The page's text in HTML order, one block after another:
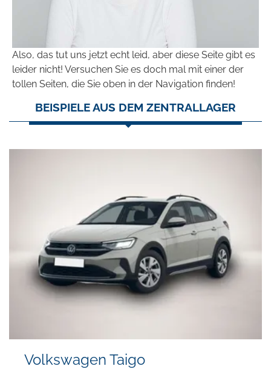
Also, das tut uns jetzt echt leid, aber diese Seite gibt es
leider nicht! Versuchen Sie es doch mal mit einer der
tollen Seiten, die Sie oben in der Navigation finden!
BEISPIELE AUS DEM ZENTRALLAGER
Volkswagen Taigo